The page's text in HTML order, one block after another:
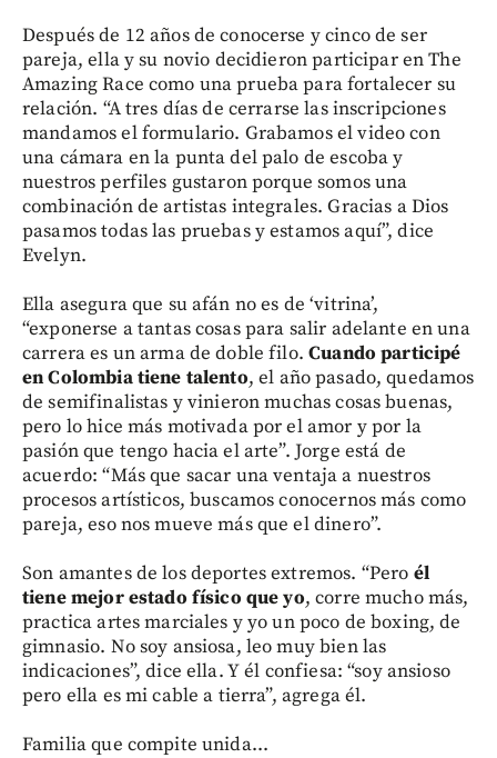
Después de 12 años de conocerse y cinco de ser
pareja, ella y su novio decidieron participar en The
Amazing Race como una prueba para fortalecer su
relación. “A tres días de cerrarse las inscripciones
mandamos el formulario. Grabamos el video con
una cámara en la punta del palo de escoba y
nuestros perfiles gustaron porque somos una
combinación de artistas integrales. Gracias a Dios
pasamos todas las pruebas y estamos aquí”, dice
Evelyn.
Ella asegura que su afán no es de ‘vitrina’,
“exponerse a tantas cosas para salir adelante en una
carrera es un arma de doble filo.Cuando participé
en Colombia tiene talento, el año pasado, quedamos
de semifinalistas y vinieron muchas cosas buenas,
pero lo hice más motivada por el amor y por la
pasión que tengo hacia el arte”. Jorge está de
acuerdo: “Más que sacar una ventaja a nuestros
procesos artísticos, buscamos conocernos más como
pareja, eso nos mueve más que el dinero”.
Son amantes de los deportes extremos. “Pero él
tiene mejor estado físico que yo, corre mucho más,
practica artes marciales y yo un poco de boxing, de
gimnasio. No soy ansiosa, leo muy bien las
indicaciones”, dice ella. Y él confiesa: “soy ansioso
pero ella es mi cable a tierra”, agrega él.
Familia que compite unida...